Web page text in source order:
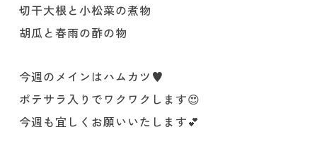
切干大根と小松菜の煮物
胡瓜と春雨の酢の物
今週のメインはハムカツ♥️
ポテサラ入りでワクワクします😍
今週も宜しくお願いいたします💕